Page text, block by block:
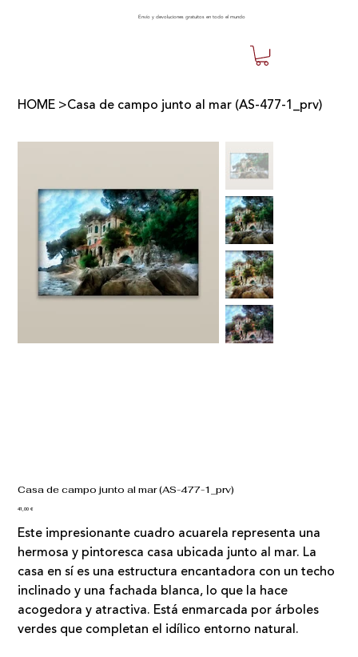
Envío y devoluciones gratuitos en todo el mundo
HOME >Casa de campo junto al mar (AS-477-1_prv)
Casa de campo junto al mar (AS-477-1_prv)
Precio
41,00 €
Este impresionante cuadro acuarela representa una
hermosa y pintoresca casa ubicada junto al mar. La
casa en sí es una estructura encantadora con un techo
inclinado y una fachada blanca, lo que la hace
acogedora y atractiva. Está enmarcada por árboles
verdes que completan el idílico entorno natural.